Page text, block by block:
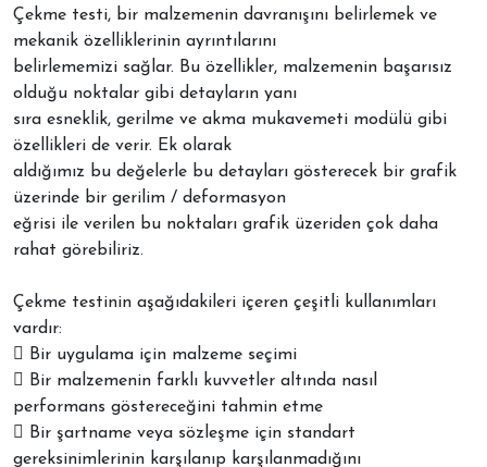
Çekme testi, bir malzemenin davranışını belirlemek ve
mekanik özelliklerinin ayrıntılarını
belirlememizi sağlar. Bu özellikler, malzemenin başarısız
olduğu noktalar gibi detayların yanı
sıra esneklik, gerilme ve akma mukavemeti modülü gibi
özellikleri de verir. Ek olarak
aldığımız bu değelerle bu detayları gösterecek bir grafik
üzerinde bir gerilim / deformasyon
eğrisi ile verilen bu noktaları grafik üzeriden çok daha
rahat görebiliriz.
Çekme testinin aşağıdakileri içeren çeşitli kullanımları
vardır:
 Bir uygulama için malzeme seçimi
 Bir malzemenin farklı kuvvetler altında nasıl
performans göstereceğini tahmin etme
 Bir şartname veya sözleşme için standart
gereksinimlerinin karşılanıp karşılanmadığını